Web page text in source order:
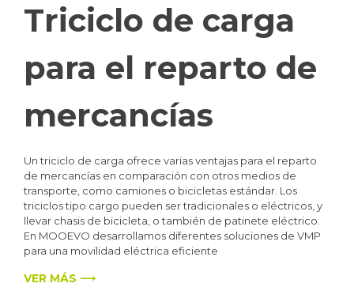
Triciclo de carga
para el reparto de
mercancías
Un triciclo de carga ofrece varias ventajas para el reparto
de mercancías en comparación con otros medios de
transporte, como camiones o bicicletas estándar. Los
triciclos tipo cargo pueden ser tradicionales o eléctricos, y
llevar chasis de bicicleta, o también de patinete eléctrico.
En MOOEVO desarrollamos diferentes soluciones de VMP
para una movilidad eléctrica eficiente
VER MÁS ⟶